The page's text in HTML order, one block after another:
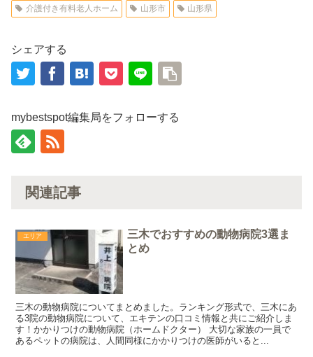
介護付き有料老人ホーム 山形市 山形県
シェアする
mybestspot編集局をフォローする
関連記事
エリア
三木でおすすめの動物病院3選ま
とめ
三木の動物病院についてまとめました。ランキング形式で、三木にあ
る3院の動物病院について、エキテンの口コミ情報と共にご紹介しま
す！かかりつけの動物病院（ホームドクター） 大切な家族の一員で
あるペットの病院は、人間同様にかかりつけの医師がいると...